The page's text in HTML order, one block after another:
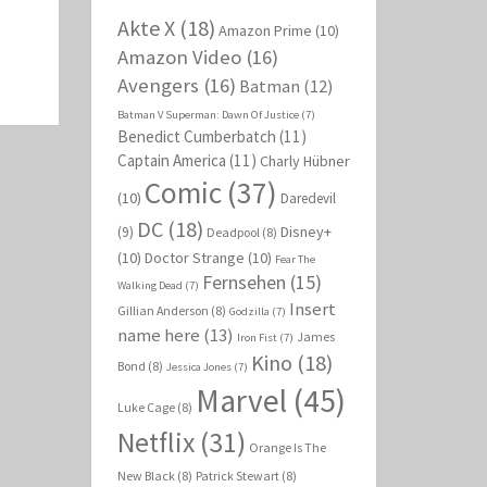
Akte X(18) Amazon Prime (10)
Amazon Video(16)
Avengers (16) Batman (12)
Batman V Superman: Dawn Of Justice(7)
Benedict Cumberbatch (11)
Captain America (11) Charly Hübner
(10) Comic(37) Daredevil
(9) DC(18) Deadpool(8) Disney+
(10) Doctor Strange (10) Fear The
Walking Dead (7) Fernsehen (15)
Gillian Anderson (8) Godzilla (7) Insert
name here (13) Iron Fist(7) James
Bond (8) Jessica Jones(7) Kino (18)
Luke Cage(8) Marvel (45)
Netflix(31) Orange Is The
New Black(8) Patrick Stewart(8)